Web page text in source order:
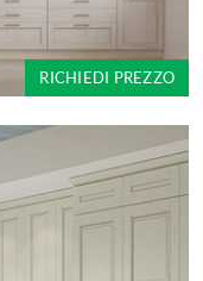
RICHIEDI PREZZO